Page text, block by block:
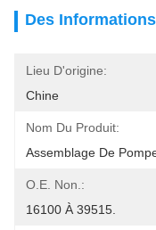
Des
Lieu D'origine:
Chine
Nom Du Produit:
Assemblage De
O.E. Non.:
16100 À 39515.